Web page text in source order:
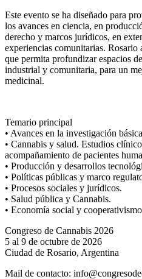
Este evento se ha diseñado para
los avances en ciencia, en
derecho y marcos jurídicos, en
experiencias comunitarias. Rosario
que permita profundizar espacios
industrial y comunitaria, para un
medicinal.
Temario principal
• Avances en la investigación
• Cannabis y salud. Estudios
acompañamiento de pacientes
• Producción y desarrollos
• Políticas públicas y marco
• Procesos sociales y jurídicos.
• Salud pública y Cannabis.
• Economía social y cooperativismo
Congreso de Cannabis 2026
5 al 9 de octubre de 2026
Ciudad de Rosario, Argentina
Mail de contacto: